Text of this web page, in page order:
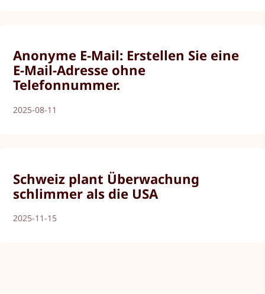
Anonyme E-Mail: Erstellen Sie eine
E-Mail-Adresse ohne
Telefonnummer.
2025-08-11
Schweiz plant Überwachung
schlimmer als die USA
2025-11-15